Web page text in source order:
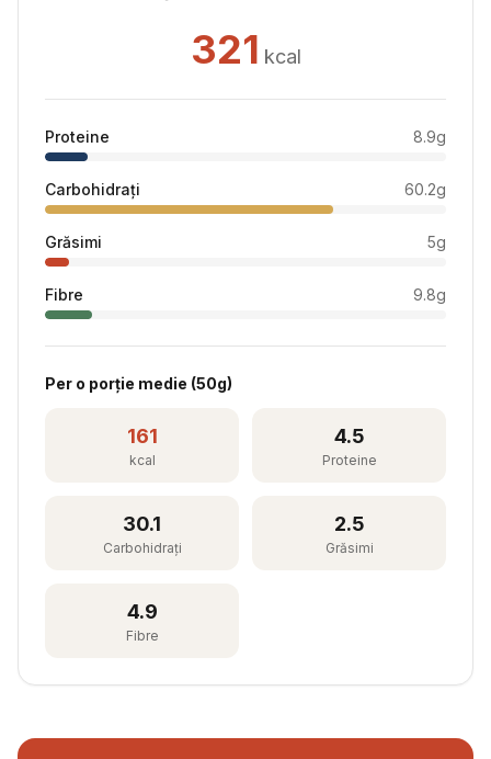
321 kcal
Proteine 8.9g
Carbohidrați 60.2g
Grăsimi 5g
Fibre 9.8g
Per o porție medie (50g)
161
kcal
4.5
Proteine
30.1
Carbohidrați
2.5
Grăsimi
4.9
Fibre